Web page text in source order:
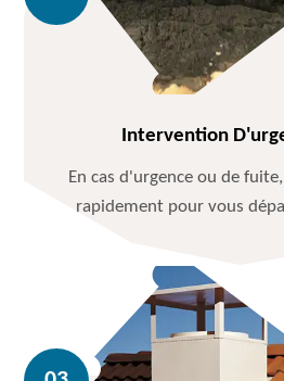
Intervention
En cas d'urgence ou de
rapidement pour vous